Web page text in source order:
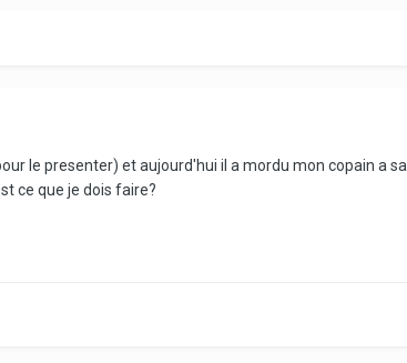
le presenter) et aujourd'hui il a mordu mon copain a
ce que je dois faire?